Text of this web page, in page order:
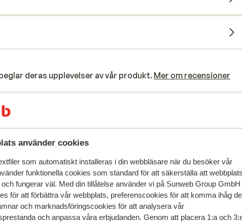
använder cookies
som automatiskt installeras i din webbläsare när du besöker vår
funktionella cookies som standard för att säkerställa att
fungerar väl. Med din tillåtelse använder vi på Sunweb Group
för att förbättra vår webbplats, preferenscookies för att komma ihåg
och marknadsföringscookies för att analysera vår
och anpassa våra erbjudanden. Genom att placera 1:a och
deras upplevelser av vår produkt. Mer om recensioner
8.7 Fantastisk
6 feb. 2026
Geweldig hotel, prima verzorgd en vriendelijk
Geweldig hotel, prima verzorgd en vriendelijk
Översätt till svenska
PetrusVänner